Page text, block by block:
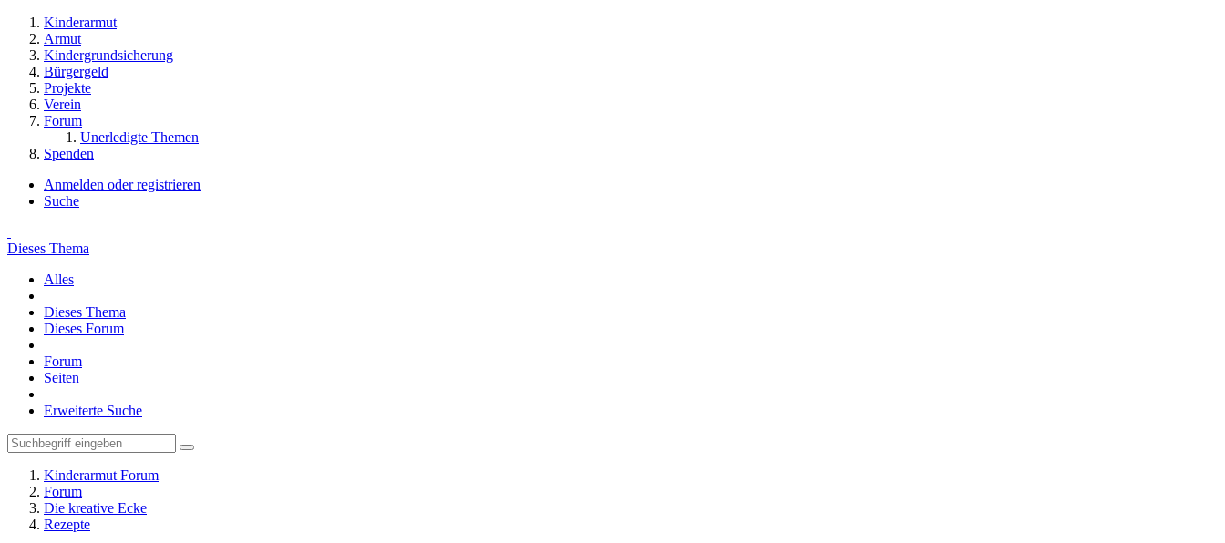
Kinderarmut
Armut
Kindergrundsicherung
Bürgergeld
Projekte
Verein
Forum
Unerledigte Themen
Spenden
Anmelden oder registrieren
Suche
Dieses Thema
Alles
Dieses Thema
Dieses Forum
Forum
Seiten
Erweiterte Suche
Kinderarmut Forum
Forum
Die kreative Ecke
Rezepte